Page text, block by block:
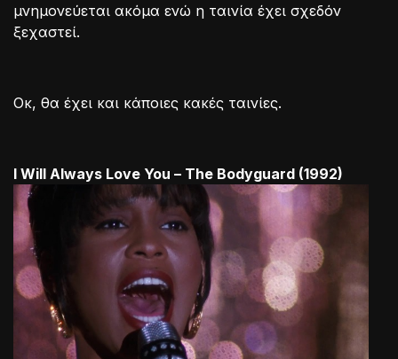
μνημονεύεται ακόμα ενώ η ταινία έχει σχεδόν
ξεχαστεί.
Οκ, θα έχει και κάποιες κακές ταινίες.
I Will Always Love You – The Bodyguard (1992)